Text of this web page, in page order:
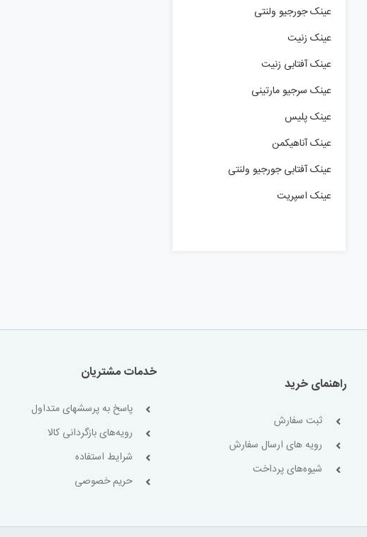
عینک جورجیو ولنتی
عینک زنیت
عینک آفتابی زنیت
عینک سرجیو مارتینی
عینک پلیس
عینک آناهیکمن
عینک آفتابی جورجیو ولنتی
عینک اسپریت
راهنمای خرید
ثبت سفارش
رویه های ارسال سفارش
شیوه‌های پرداخت
خدمات مشتریان
پاسخ به پرسشهای متداول
رویه‌های بازگردانی کالا
شرایط استفاده
حریم خصوصی